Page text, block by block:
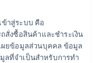
ข้าสู่ระบบ คือ
สั่งซื้อสินค้าและชำระเงิน
ยข้อมูลส่วนบุคคล ข้อมูล
ที่จำเป็นสำหรับการทำ